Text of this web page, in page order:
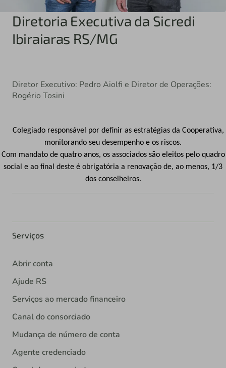
Diretoria Executiva da Sicredi
Ibiraiaras RS/MG
Diretor Executivo: Pedro Aiolfi e Diretor de Operações:
Rogério Tosini
Colegiado responsável por definir as estratégias da Cooperativa,
monitorando seu desempenho e os riscos.
Com mandato de quatro anos, os associados são eleitos pelo quadro
social e ao final deste é obrigatória a renovação de, ao menos, 1/3
dos conselheiros.
Serviços
Abrir conta
Ajude RS
Serviços ao mercado financeiro
Canal do consorciado
Mudança de número de conta
Agente credenciado